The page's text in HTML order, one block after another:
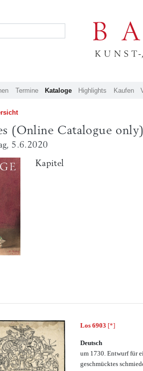
Termine Kataloge Highlights Kaufen
(Online Catalogue only)
5.6.2020
Kapitel
Los 6903 [*]
Deutsch
um 1730. Entwurf für
geschmücktes